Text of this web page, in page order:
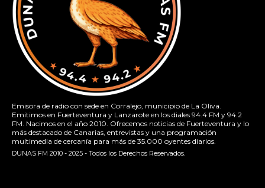
Emisora de radio con sede en Corralejo, municipio de La Oliva.
Emitimos en Fuerteventura y Lanzarote en los diales 94.4 FM y 94.2
FM. Nacimos en el año 2010. Ofrecemos noticias de Fuerteventura y lo
más destacado de Canarias, entrevistas y una programación
multimedia de cercanía para más de 35.000 oyentes diarios.
DUNAS FM 2010 - 2025 - Todos los Derechos Reservados.